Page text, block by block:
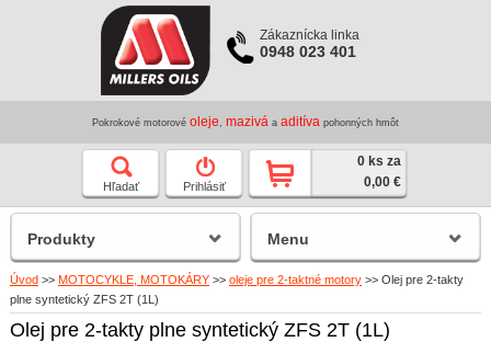
Zákaznícka linka
0948 023 401
Pokrokové motorové oleje mazivá a aditíva pohonných hmôt
Hľadať Prihlásiť
0 ks za
0,00 €
Úvod >> MOTOCYKLE, MOTOKÁRY >> oleje pre 2-taktné motory >> Olej pre 2-takty
plne syntetický ZFS 2T (1L)
Olej pre 2-takty plne syntetický ZFS 2T (1L)
Produkty Menu